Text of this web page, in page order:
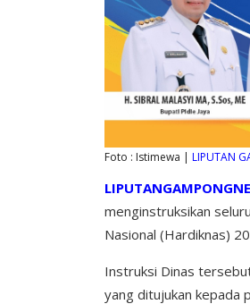
Foto : Istimewa | LIPUTAN
menginstruksikan
Nasional (Hardiknas)
Instruksi Dinas
yang ditujukan kepada